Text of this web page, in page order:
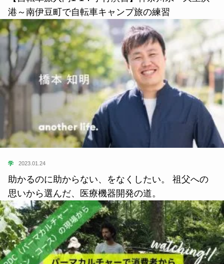
港～南伊豆町で自転車キャンプ旅の練習
学 2023.01.24
助かるのに助からない、をなくしたい。 祖父への
思いから選んだ、医療機器開発の道。